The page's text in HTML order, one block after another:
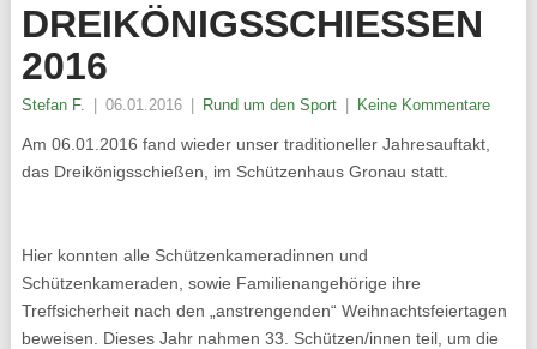
DREIKÖNIGSSCHIESSEN 2
016
Stefan F. 06.01.2016 Rund um den Sport Keine Kommentare
Am 06.01.2016 fand wieder unser traditioneller Jahresauftakt,
das Dreikönigsschießen, im Schützenhaus Gronau statt.
Hier konnten alle Schützenkameradinnen und
Schützenkameraden, sowie Familienangehörige ihre
Treffsicherheit nach den „anstrengenden“ Weihnachtsfeiertagen
beweisen. Dieses Jahr nahmen 33. Schützen/innen teil, um die